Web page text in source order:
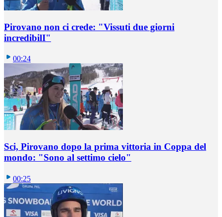
Pirovano non ci crede: "Vissuti due giorni
incredibilI"
00:24
Sci, Pirovano dopo la prima vittoria in Coppa del
mondo: "Sono al settimo cielo"
00:25